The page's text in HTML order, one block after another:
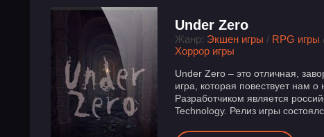
Under Zero
Жанр: Экшен игры / RPG игры
Хоррор игры
Under Zero – это отличная,
игра, которая повествует нам о
Разработчиком является
Technology. Релиз игры